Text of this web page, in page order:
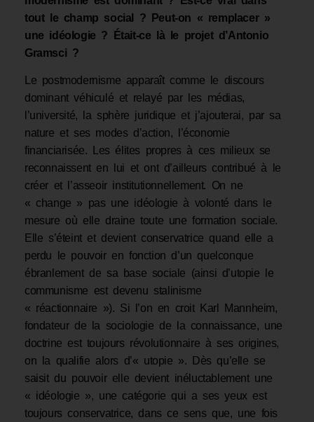
tout le champ social ? Peut-on « remplacer »
une idéologie ? Était-ce là le projet d’Antonio
Gramsci ?
Le postmodernisme apparaît comme le discours
dominant véhiculé et relayé par les médias,
l’université, la sphère juridique et j’ajouterai, par sa
nature et ses modes d’action, l’économie
financiarisée. Les élites propres à ces milieux se
reconnaissent en lui et ont d’ailleurs contribué à le
créer et l’asseoir institutionnellement. On ne
« change » pas une idéologie à volonté dans le
mesure où elle draine toute une formation sociale.
Elle s’éteint et devient conservatrice quand elle a
perdu le pouvoir en fonction d’un quelconque
ébranlement de sa base sociale (ainsi d’utopie le
communisme est devenu stalinisme
« réactionnaire »). Si l’on en croit Karl Mannheim,
fondateur de la sociologie de la connaissance, une
doctrine est toujours révolutionnaire à ses origines,
on la qualifie alors d’« utopie ». Dès qu’elle se
saisit du pouvoir elle devient inéluctablement une
« idéologie », une catégorie qui a ses yeux est
toujours conservatrice, dans ce sens que, une fois